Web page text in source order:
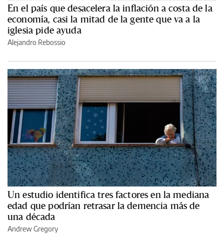
En el país que desacelera la inflación a costa de la
economía, casi la mitad de la gente que va a la
iglesia pide ayuda
Alejandro Rebossio
Un estudio identifica tres factores en la mediana
edad que podrían retrasar la demencia más de
una década
Andrew Gregory